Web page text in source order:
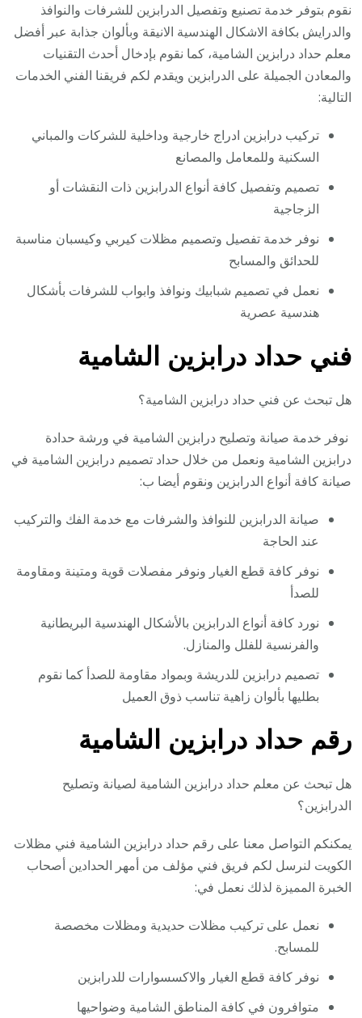
نقوم بتوفر خدمة تصنيع وتفصيل الدرابزين للشرفات والنوافذ
والدرايش بكافة الاشكال الهندسية الانيقة وبألوان جذابة عبر أفضل
معلم حداد درابزين الشامية، كما نقوم بإدخال أحدث التقنيات
والمعادن الجميلة على الدرابزين ويقدم لكم فريقنا الفني الخدمات
التالية:
تركيب درابزين ادراج خارجية وداخلية للشركات والمباني
السكنية وللمعامل والمصانع
تصميم وتفصيل كافة أنواع الدرابزين ذات النقشات أو
الزجاجية
نوفر خدمة تفصيل وتصميم مظلات كيربي وكيسبان مناسبة
للحدائق والمسابح
نعمل في تصميم شبابيك ونوافذ وابواب للشرفات بأشكال
هندسية عصرية
فني حداد درابزين الشامية
هل تبحث عن فني حداد درابزين الشامية؟
نوفر خدمة صيانة وتصليح درابزين الشامية في ورشة حدادة
درابزين الشامية ونعمل من خلال حداد تصميم درابزين الشامية في
صيانة كافة أنواع الدرابزين ونقوم أيضا ب:
صيانة الدرابزين للنوافذ والشرفات مع خدمة الفك والتركيب
عند الحاجة
نوفر كافة قطع الغيار ونوفر مفصلات قوية ومتينة ومقاومة
للصدأ
نورد كافة أنواع الدرابزين بالأشكال الهندسية البريطانية
والفرنسية للفلل والمنازل.
تصميم درابزين للدريشة وبمواد مقاومة للصدأ كما نقوم
بطليها بألوان زاهية تناسب ذوق العميل
رقم حداد درابزين الشامية
هل تبحث عن معلم حداد درابزين الشامية لصيانة وتصليح
الدرابزين؟
يمكنكم التواصل معنا على رقم حداد درابزين الشامية فني مظلات
الكويت لنرسل لكم فريق فني مؤلف من أمهر الحدادين أصحاب
الخبرة المميزة لذلك نعمل في:
نعمل على تركيب مظلات حديدية ومظلات مخصصة
للمسابح.
نوفر كافة قطع الغيار والاكسسوارات للدرابزين
متوافرون في كافة المناطق الشامية وضواحيها